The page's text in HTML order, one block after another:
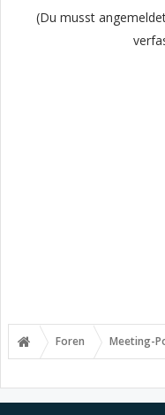
(Du musst
Foren Meeting-